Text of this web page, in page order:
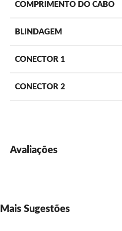
COMPRIMENTO DO CABO
BLINDAGEM
CONECTOR 1
CONECTOR 2
Avaliações
Mais Sugestões